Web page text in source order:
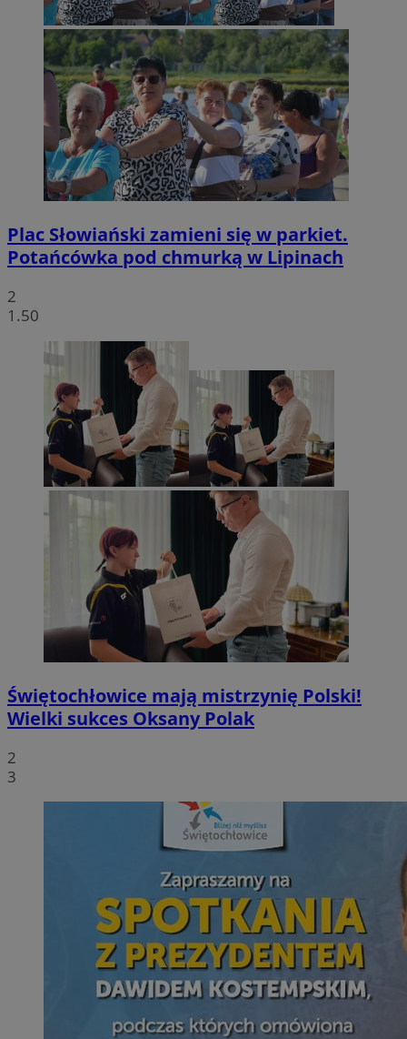
Plac Słowiański zamieni się w parkiet.
Potańcówka pod chmurką w Lipinach
2
1.50
Świętochłowice mają mistrzynię Polski!
Wielki sukces Oksany Polak
2
3